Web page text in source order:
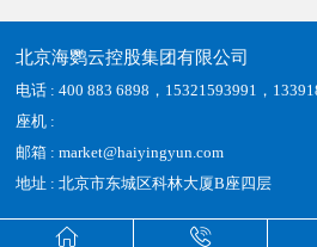
 
北京海鹦云控股集团有限公司
电话 : 400 883 6898，15321593991，
座机 :
邮箱 : market@haiyingyun.com
地址 : 北京市东城区科林大厦B座四层